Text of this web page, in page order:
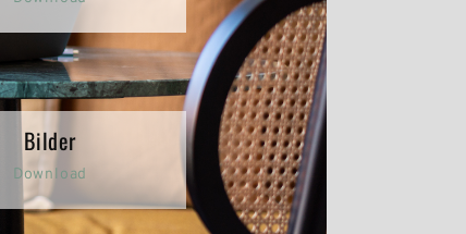
Bilder
Download